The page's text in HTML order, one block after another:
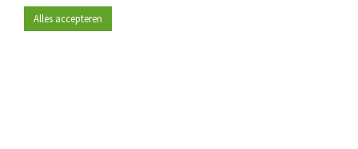
Alles accepteren